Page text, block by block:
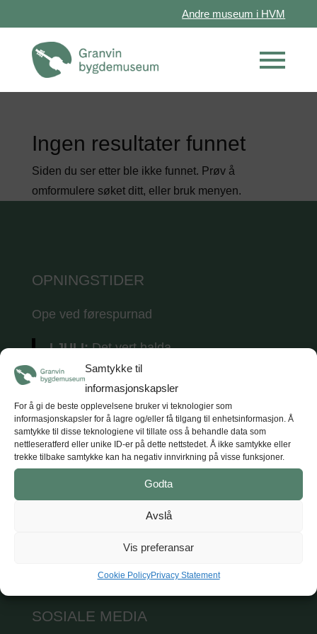
Samtykke til
informasjonskapsler
For å gi de beste opplevelsene bruker vi teknologier som
informasjonskapsler for å lagre og/eller få tilgang til enhetsinformasjon. Å
samtykke til disse teknologiene vil tillate oss å behandle data som
nettleseratferd eller unike ID-er på dette nettstedet. Å ikke samtykke eller
trekke tilbake samtykke kan ha negativ innvirkning på visse funksjoner.
Godta
Avslå
Vis preferansar
Cookie PolicyPrivacy Statement
Andre museum i HVM
Ingen resultater funnet
Siden du ser etter ble ikke funnet. Prøv å
omformulere søket ditt, eller bruk menyen.
OPNINGSTIDER
Ope ved førespurnad
I JULI: Det vert halda
tradisjonsmusikkkonsertar
juli (5 konsertar) kl. 18.Tunet opnar kl. 17
med opne utstillingar, kaffe og vafler.
KONTAKT
Hardanger og Voss museum
E: post@hvm.museum.no
Sjå på Google maps
SOSIALE MEDIA